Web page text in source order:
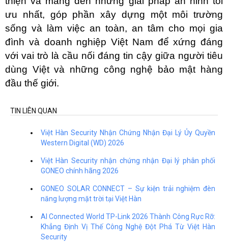
ưu nhất, góp phần xây dựng một môi trường
sống và làm việc an toàn, an tâm cho mọi gia
đình và doanh nghiệp Việt Nam để xứng đáng
với vai trò là cầu nối đáng tin cậy giữa người tiêu
dùng Việt và những công nghệ bảo mật hàng
đầu thế giới.
TIN LIÊN QUAN
Việt Hàn Security Nhận Chứng Nhận Đại Lý Ủy Quyền
Western Digital (WD) 2026
Việt Hàn Security nhận chứng nhận Đại lý phân phối
GONEO chính hãng 2026
GONEO SOLAR CONNECT – Sự kiện trải nghiệm đèn
năng lượng mặt trời tại Việt Hàn
AI Connected World TP-Link 2026 Thành Công Rực Rỡ:
Khẳng Định Vị Thế Công Nghệ Đột Phá Từ Việt Hàn
Security